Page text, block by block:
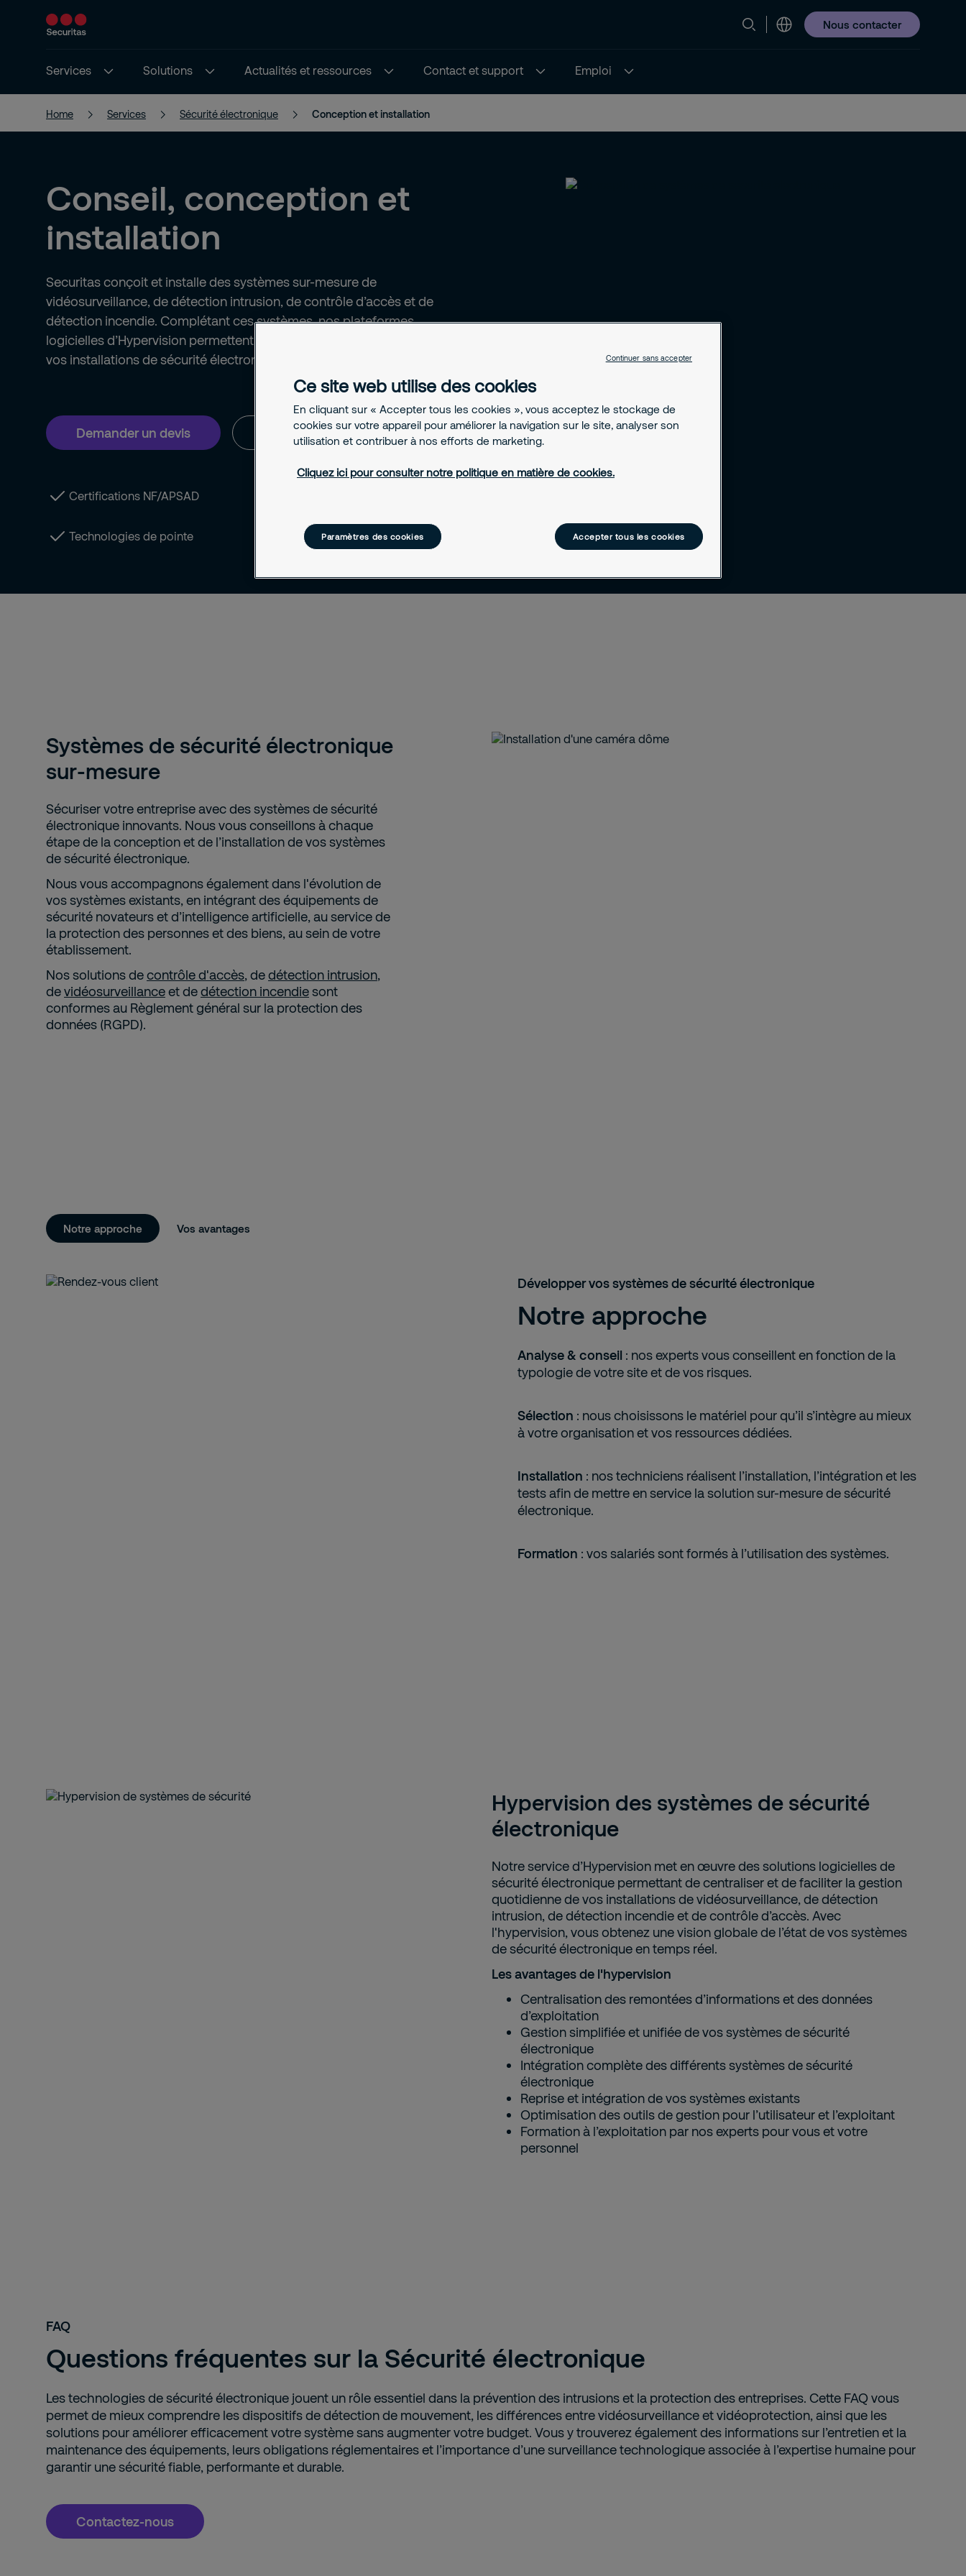
Nous contacter
Services Solutions Actualités et ressources Contact et support Emploi
Home Services Sécurité électronique Conception et installation
Conseil, conception et
installation
Securitas conçoit et installe des systèmes sur-mesure de
vidéosurveillance, de détection intrusion, de contrôle d’accès et de
détection incendie. Complétant ces systèmes, nos plateformes
logicielles d’Hypervision permettent le pilotage et la maîtrise complète de
vos installations de sécurité électronique.
Demander un devis Contactez-nous
Certifications NF/APSAD
Technologies de pointe
Systèmes de sécurité électronique
sur‑mesure
Sécuriser votre entreprise avec des systèmes de sécurité
électronique innovants. Nous vous conseillons à chaque
étape de la conception et de l’installation de vos systèmes
de sécurité électronique.
Nous vous accompagnons également dans l'évolution de
vos systèmes existants, en intégrant des équipements de
sécurité novateurs et d’intelligence artificielle, au service de
la protection des personnes et des biens, au sein de votre
établissement.
Nos solutions decontrôle d'accès, dedétection intrusion,
devidéosurveillanceet dedétection incendiesont
conformes au Règlement général sur la protection des
données (RGPD).
Notre approche Vos avantages
Développer vos systèmes de sécurité électronique
Notre approche
Analyse & conseil : nos experts vous conseillent en fonction de la
typologie de votre site et de vos risques.
Sélection : nous choisissons le matériel pour qu’il s’intègre au mieux
à votre organisation et vos ressources dédiées.
Installation : nos techniciens réalisent l’installation, l’intégration et les
tests afin de mettre en service la solution sur-mesure de sécurité
électronique.
Formation : vos salariés sont formés à l’utilisation des systèmes.
Hypervision des systèmes de sécurité
électronique
Notre service d’Hypervision met en œuvre des solutions logicielles de
sécurité électronique permettant de centraliser et de faciliter la gestion
quotidienne de vos installations de vidéosurveillance, de détection
intrusion, de détection incendie et de contrôle d’accès. Avec
l'hypervision, vous obtenez une vision globale de l’état de vos systèmes
de sécurité électronique en temps réel.
Les avantages de l'hypervision
Centralisation des remontées d’informations et des données
d’exploitation
Gestion simplifiée et unifiée de vos systèmes de sécurité
électronique
Intégration complète des différents systèmes de sécurité
électronique
Reprise et intégration de vos systèmes existants
Optimisation des outils de gestion pour l’utilisateur et l’exploitant
Formation à l’exploitation par nos experts pour vous et votre
personnel
FAQ
Questions fréquentes sur la Sécurité électronique
Les technologies de sécurité électronique jouent un rôle essentiel dans la prévention des intrusions et la protection des entreprises. Cette FAQ vous
permet de mieux comprendre les dispositifs de détection de mouvement, les différences entre vidéosurveillance et vidéoprotection, ainsi que les
solutions pour améliorer efficacement votre système sans augmenter votre budget. Vous y trouverez également des informations sur l’entretien et la
maintenance des équipements, leurs obligations réglementaires et l’importance d’une surveillance technologique associée à l’expertise humaine pour
garantir une sécurité fiable, performante et durable.
Contactez-nous
Ce site web utilise des cookies
En cliquant sur « Accepter tous les cookies », vous acceptez le stockage de
cookies sur votre appareil pour améliorer la navigation sur le site, analyser son
utilisation et contribuer à nos efforts de marketing.
Cliquez ici pour consulter notre politique en matière de cookies.
Paramètres des cookies Accepter tous les cookies
Continuer sans accepter